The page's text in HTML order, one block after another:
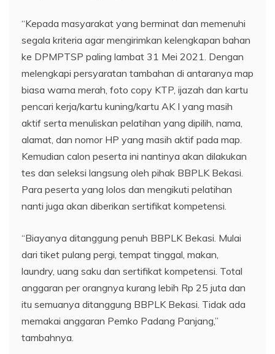
“Kepada masyarakat yang berminat dan memenuhi
segala kriteria agar mengirimkan kelengkapan bahan
ke DPMPTSP paling lambat 31 Mei 2021. Dengan
melengkapi persyaratan tambahan di antaranya map
biasa warna merah, foto copy KTP, ijazah dan kartu
pencari kerja/kartu kuning/kartu AK I yang masih
aktif serta menuliskan pelatihan yang dipilih, nama,
alamat, dan nomor HP yang masih aktif pada map.
Kemudian calon peserta ini nantinya akan dilakukan
tes dan seleksi langsung oleh pihak BBPLK Bekasi.
Para peserta yang lolos dan mengikuti pelatihan
nanti juga akan diberikan sertifikat kompetensi.
“Biayanya ditanggung penuh BBPLK Bekasi. Mulai
dari tiket pulang pergi, tempat tinggal, makan,
laundry, uang saku dan sertifikat kompetensi. Total
anggaran per orangnya kurang lebih Rp 25 juta dan
itu semuanya ditanggung BBPLK Bekasi. Tidak ada
memakai anggaran Pemko Padang Panjang,”
tambahnya.